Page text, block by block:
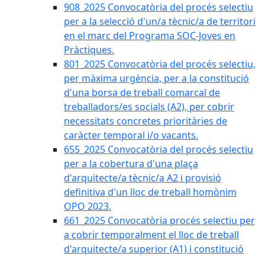
908_2025 Convocatòria del procés selectiu
per a la selecció d'un/a tècnic/a de territori
en el marc del Programa SOC-Joves en
Pràctiques.
801_2025 Convocatòria del procés selectiu,
per màxima urgència, per a la constitució
d'una borsa de treball comarcal de
treballadors/es socials (A2), per cobrir
necessitats concretes prioritàries de
caràcter temporal i/o vacants.
655_2025 Convocatòria del procés selectiu
per a la cobertura d'una plaça
d'arquitecte/a tècnic/a A2 i provisió
definitiva d'un lloc de treball homònim
OPO 2023.
661_2025 Convocatòria procés selectiu per
a cobrir temporalment el lloc de treball
d'arquitecte/a superior (A1) i constitució